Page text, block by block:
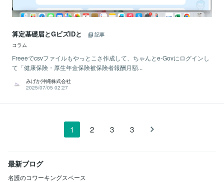
算定基礎届とGビズIDと
記事
コラム
Freeeでcsvファイルもやっとこさ作成して、ちゃんとe-Govにログインし
て「健康保険・厚生年金保険被保険者報酬月額...
みげか沖縄株式会社
2025/07/05 02:27
1 2 3 3
最新ブログ
名護のコワーキングスペース